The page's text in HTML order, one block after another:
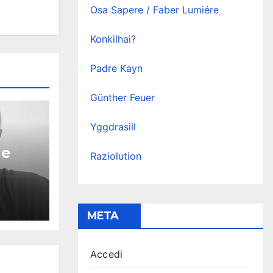
Osa Sapere / Faber Lumiére
Konkilhai?
Padre Kayn
Günther Feuer
Yggdrasill
Raziolution
META
Accedi